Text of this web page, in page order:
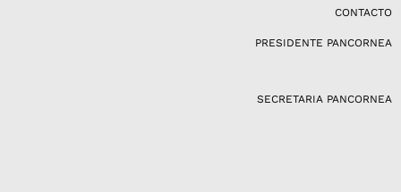
CONTACTO
PRESIDENTE PANCORNEA
SECRETARIA PANCORNEA